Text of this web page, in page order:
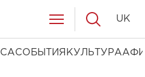
СОБЫТИЯ КУЛЬТУРА
UK